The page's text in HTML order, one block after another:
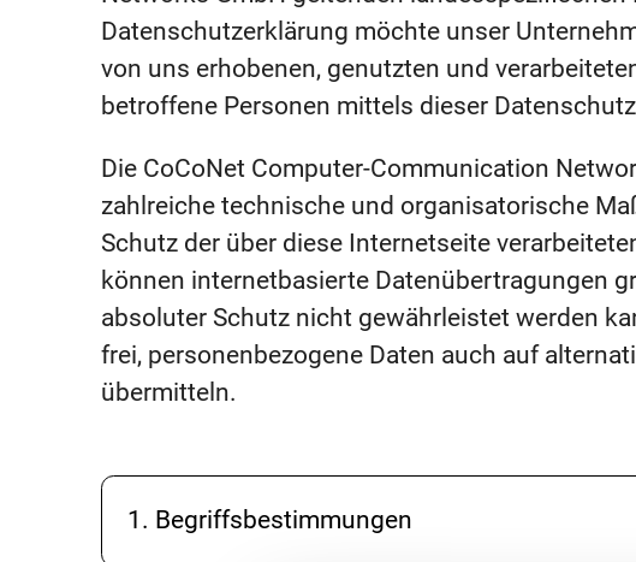
Datenschutzerklärung möchte unser
von uns erhobenen, genutzten und
betroffene Personen mittels dieser
Die CoCoNet Computer-Communication
zahlreiche technische und organisatorische
Schutz der über diese Internetseite
können internetbasierte Datenübertragungen
absoluter Schutz nicht gewährleistet werden
frei, personenbezogene Daten auch auf
übermitteln.
1. Begriffsbestimmungen